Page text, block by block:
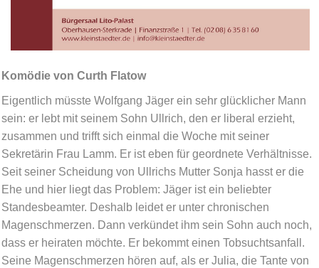
Komödie von Curth Flatow
Eigentlich müsste Wolfgang Jäger ein sehr glücklicher Mann
sein: er lebt mit seinem Sohn Ullrich, den er liberal erzieht,
zusammen und trifft sich einmal die Woche mit seiner
Sekretärin Frau Lamm. Er ist eben für geordnete Verhältnisse.
Seit seiner Scheidung von Ullrichs Mutter Sonja hasst er die
Ehe und hier liegt das Problem: Jäger ist ein beliebter
Standesbeamter. Deshalb leidet er unter chronischen
Magenschmerzen. Dann verkündet ihm sein Sohn auch noch,
dass er heiraten möchte. Er bekommt einen Tobsuchtsanfall.
Seine Magenschmerzen hören auf, als er Julia, die Tante von